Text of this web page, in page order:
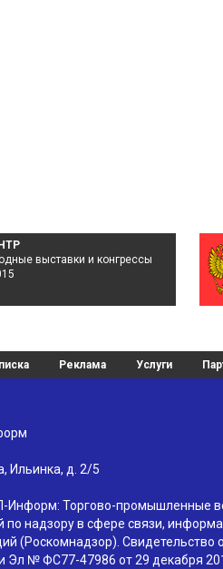
выставки и конгрессы
Реклама Услуги
, Ильинка, д. 2/5
Информ: Торгово-промышленные
надзору в сфере связи,
(Роскомнадзор). Свидетельство
Эл № ФС77-47986 от 29 декабря